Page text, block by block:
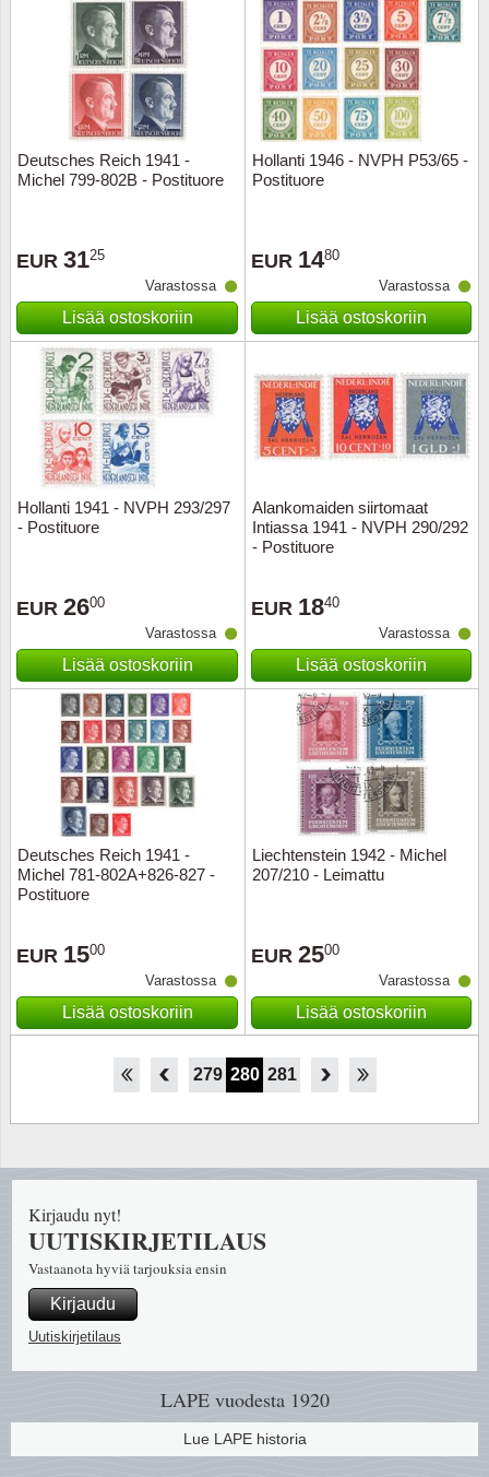
Deutsches Reich 1941 -
Michel 799-802B - Postituore
EUR 3125
Varastossa
Lisää ostoskoriin
Hollanti 1946 - NVPH P53/65 -
Postituore
EUR 1480
Varastossa
Lisää ostoskoriin
Hollanti 1941 - NVPH 293/297
- Postituore
EUR 2600
Varastossa
Lisää ostoskoriin
Alankomaiden siirtomaat
Intiassa 1941 - NVPH 290/292
- Postituore
EUR 1840
Varastossa
Lisää ostoskoriin
Deutsches Reich 1941 -
Michel 781-802A+826-827 -
Postituore
EUR 1500
Varastossa
Lisää ostoskoriin
Liechtenstein 1942 - Michel
207/210 - Leimattu
EUR 2500
Varastossa
Lisää ostoskoriin
277 278 279 280 281 282 283
LAPE vuodesta 1920
Lue LAPE historia
Kirjaudu nyt!
UUTISKIRJETILAUS
Vastaanota hyviä tarjouksia ensin
Kirjaudu
Uutiskirjetilaus